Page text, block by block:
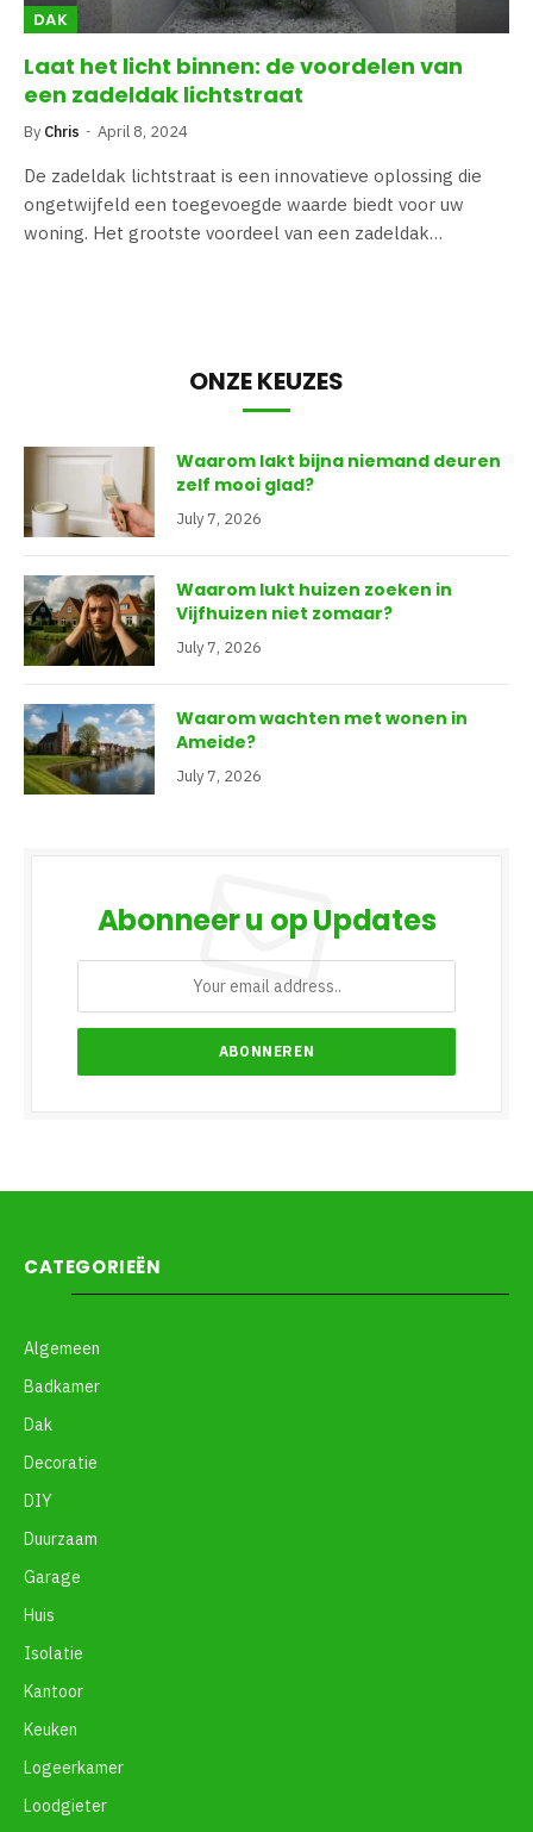
DAK
Laat het licht binnen: de voordelen van
een zadeldak lichtstraat
By Chris April 8, 2024
De zadeldak lichtstraat is een innovatieve oplossing die
ongetwijfeld een toegevoegde waarde biedt voor uw
woning. Het grootste voordeel van een zadeldak…
ONZE KEUZES
Waarom lakt bijna niemand deuren
zelf mooi glad?
July 7, 2026
Waarom lukt huizen zoeken in
Vijfhuizen niet zomaar?
July 7, 2026
Waarom wachten met wonen in
Ameide?
July 7, 2026
Abonneer u op Updates
CATEGORIEËN
Algemeen
Badkamer
Dak
Decoratie
DIY
Duurzaam
Garage
Huis
Isolatie
Kantoor
Keuken
Logeerkamer
Loodgieter